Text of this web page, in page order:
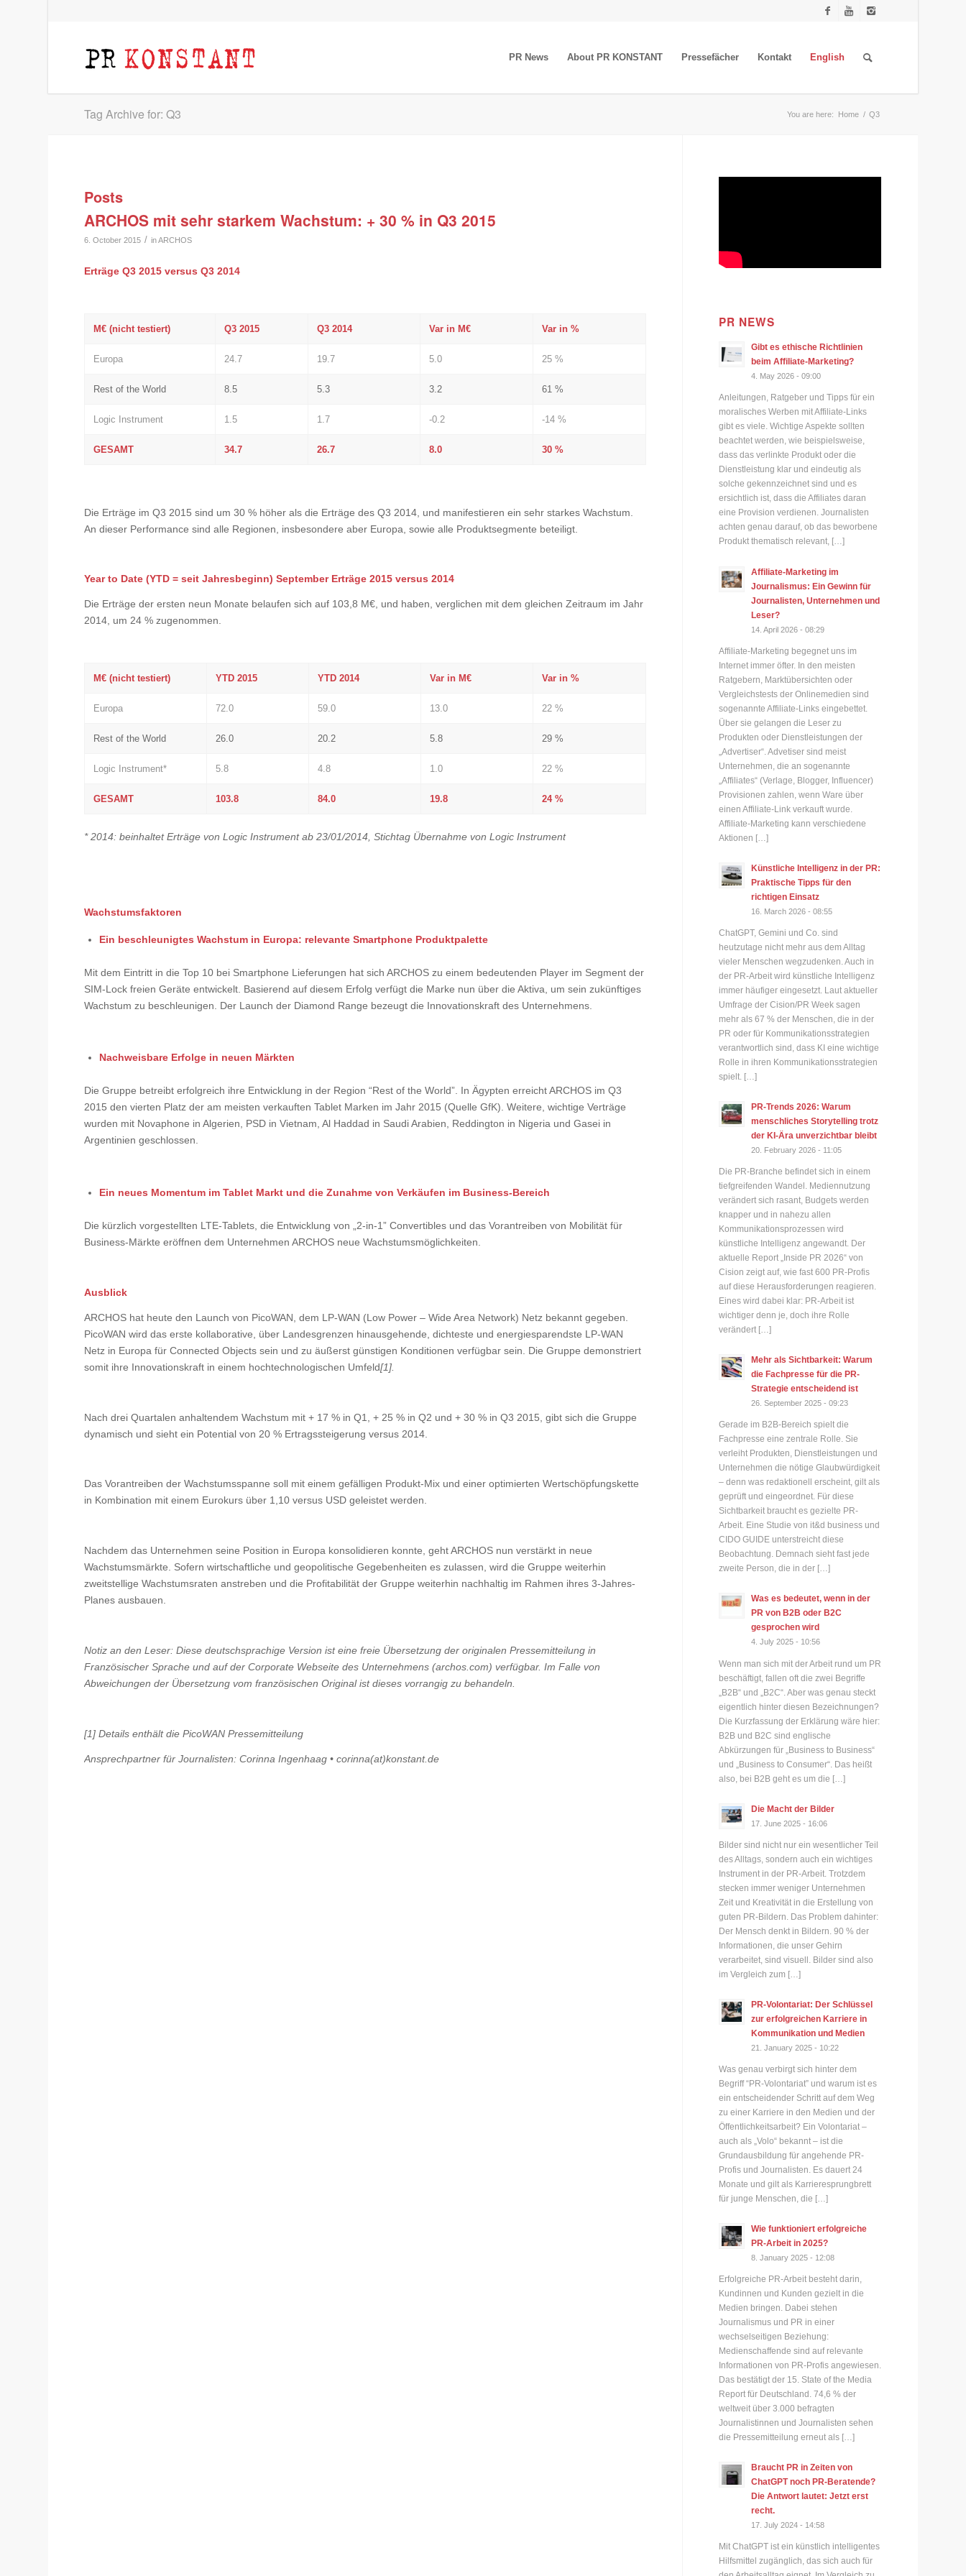
PR News About PR KONSTANT Pressefächer Kontakt English
Tag Archive for: Q3 You are here: Home / Q3
Posts
ARCHOS mit sehr starkem Wachstum: + 30 % in Q3 2015
6. October 2015 / inARCHOS
Erträge Q3 2015 versus Q3 2014
M€ (nicht testiert) Q3 2015 Q3 2014 Var in M€ Var in %
Europa 24.7 19.7 5.0 25 %
Rest of the World 8.5 5.3 3.2 61 %
Logic Instrument 1.5 1.7 -0.2 -14 %
GESAMT 34.7 26.7 8.0 30 %
Die Erträge im Q3 2015 sind um 30 % höher als die Erträge des Q3 2014, und manifestieren ein sehr starkes Wachstum.
An dieser Performance sind alle Regionen, insbesondere aber Europa, sowie alle Produktsegmente beteiligt.
Year to Date (YTD = seit Jahresbeginn) September Erträge 2015 versus 2014
Die Erträge der ersten neun Monate belaufen sich auf 103,8 M€, und haben, verglichen mit dem gleichen Zeitraum im Jahr
2014, um 24 % zugenommen.
M€ (nicht testiert) YTD 2015 YTD 2014 Var in M€ Var in %
Europa 72.0 59.0 13.0 22 %
Rest of the World 26.0 20.2 5.8 29 %
Logic Instrument* 5.8 4.8 1.0 22 %
GESAMT 103.8 84.0 19.8 24 %
* 2014: beinhaltet Erträge von Logic Instrument ab 23/01/2014, Stichtag Übernahme von Logic Instrument
Wachstumsfaktoren
Ein beschleunigtes Wachstum in Europa: relevante Smartphone Produktpalette
Mit dem Eintritt in die Top 10 bei Smartphone Lieferungen hat sich ARCHOS zu einem bedeutenden Player im Segment der
SIM-Lock freien Geräte entwickelt. Basierend auf diesem Erfolg verfügt die Marke nun über die Aktiva, um sein zukünftiges
Wachstum zu beschleunigen. Der Launch der Diamond Range bezeugt die Innovationskraft des Unternehmens.
Nachweisbare Erfolge in neuen Märkten
Die Gruppe betreibt erfolgreich ihre Entwicklung in der Region “Rest of the World”. In Ägypten erreicht ARCHOS im Q3
2015 den vierten Platz der am meisten verkauften Tablet Marken im Jahr 2015 (Quelle GfK). Weitere, wichtige Verträge
wurden mit Novaphone in Algerien, PSD in Vietnam, Al Haddad in Saudi Arabien, Reddington in Nigeria und Gasei in
Argentinien geschlossen.
Ein neues Momentum im Tablet Markt und die Zunahme von Verkäufen im Business-Bereich
Die kürzlich vorgestellten LTE-Tablets, die Entwicklung von „2-in-1” Convertibles und das Vorantreiben von Mobilität für
Business-Märkte eröffnen dem Unternehmen ARCHOS neue Wachstumsmöglichkeiten.
Ausblick
ARCHOS hat heute den Launch von PicoWAN, dem LP-WAN (Low Power – Wide Area Network) Netz bekannt gegeben.
PicoWAN wird das erste kollaborative, über Landesgrenzen hinausgehende, dichteste und energiesparendste LP-WAN
Netz in Europa für Connected Objects sein und zu äußerst günstigen Konditionen verfügbar sein. Die Gruppe demonstriert
somit ihre Innovationskraft in einem hochtechnologischen Umfeld[1].
Nach drei Quartalen anhaltendem Wachstum mit + 17 % in Q1, + 25 % in Q2 und + 30 % in Q3 2015, gibt sich die Gruppe
dynamisch und sieht ein Potential von 20 % Ertragssteigerung versus 2014.
Das Vorantreiben der Wachstumsspanne soll mit einem gefälligen Produkt-Mix und einer optimierten Wertschöpfungskette
in Kombination mit einem Eurokurs über 1,10 versus USD geleistet werden.
Nachdem das Unternehmen seine Position in Europa konsolidieren konnte, geht ARCHOS nun verstärkt in neue
Wachstumsmärkte. Sofern wirtschaftliche und geopolitische Gegebenheiten es zulassen, wird die Gruppe weiterhin
zweitstellige Wachstumsraten anstreben und die Profitabilität der Gruppe weiterhin nachhaltig im Rahmen ihres 3-Jahres-
Planes ausbauen.
Notiz an den Leser: Diese deutschsprachige Version ist eine freie Übersetzung der originalen Pressemitteilung in
Französischer Sprache und auf der Corporate Webseite des Unternehmens (archos.com) verfügbar. Im Falle von
Abweichungen der Übersetzung vom französischen Original ist dieses vorrangig zu behandeln.
[1] Details enthält die PicoWAN Pressemitteilung
Ansprechpartner für Journalisten: Corinna Ingenhaag • corinna(at)konstant.de
PR NEWS
Gibt es ethische Richtlinien
beim Affiliate-Marketing?
4. May 2026 - 09:00
Anleitungen, Ratgeber und Tipps für ein
moralisches Werben mit Affiliate-Links
gibt es viele. Wichtige Aspekte sollten
beachtet werden, wie beispielsweise,
dass das verlinkte Produkt oder die
Dienstleistung klar und eindeutig als
solche gekennzeichnet sind und es
ersichtlich ist, dass die Affiliates daran
eine Provision verdienen. Journalisten
achten genau darauf, ob das beworbene
Produkt thematisch relevant, […]
Affiliate-Marketing im
Journalismus: Ein Gewinn für
Journalisten, Unternehmen und
Leser?
14. April 2026 - 08:29
Affiliate-Marketing begegnet uns im
Internet immer öfter. In den meisten
Ratgebern, Marktübersichten oder
Vergleichstests der Onlinemedien sind
sogenannte Affiliate-Links eingebettet.
Über sie gelangen die Leser zu
Produkten oder Dienstleistungen der
„Advertiser“. Advetiser sind meist
Unternehmen, die an sogenannte
„Affiliates“ (Verlage, Blogger, Influencer)
Provisionen zahlen, wenn Ware über
einen Affiliate-Link verkauft wurde.
Affiliate-Marketing kann verschiedene
Aktionen […]
Künstliche Intelligenz in der PR:
Praktische Tipps für den
richtigen Einsatz
16. March 2026 - 08:55
ChatGPT, Gemini und Co. sind
heutzutage nicht mehr aus dem Alltag
vieler Menschen wegzudenken. Auch in
der PR-Arbeit wird künstliche Intelligenz
immer häufiger eingesetzt. Laut aktueller
Umfrage der Cision/PR Week sagen
mehr als 67 % der Menschen, die in der
PR oder für Kommunikationsstrategien
verantwortlich sind, dass KI eine wichtige
Rolle in ihren Kommunikationsstrategien
spielt. […]
PR-Trends 2026: Warum
menschliches Storytelling trotz
der KI-Ära unverzichtbar bleibt
20. February 2026 - 11:05
Die PR-Branche befindet sich in einem
tiefgreifenden Wandel. Mediennutzung
verändert sich rasant, Budgets werden
knapper und in nahezu allen
Kommunikationsprozessen wird
künstliche Intelligenz angewandt. Der
aktuelle Report „Inside PR 2026“ von
Cision zeigt auf, wie fast 600 PR-Profis
auf diese Herausforderungen reagieren.
Eines wird dabei klar: PR-Arbeit ist
wichtiger denn je, doch ihre Rolle
verändert […]
Mehr als Sichtbarkeit: Warum
die Fachpresse für die PR-
Strategie entscheidend ist
26. September 2025 - 09:23
Gerade im B2B-Bereich spielt die
Fachpresse eine zentrale Rolle. Sie
verleiht Produkten, Dienstleistungen und
Unternehmen die nötige Glaubwürdigkeit
– denn was redaktionell erscheint, gilt als
geprüft und eingeordnet. Für diese
Sichtbarkeit braucht es gezielte PR-
Arbeit. Eine Studie von it&d business und
CIDO GUIDE unterstreicht diese
Beobachtung. Demnach sieht fast jede
zweite Person, die in der […]
Was es bedeutet, wenn in der
PR von B2B oder B2C
gesprochen wird
4. July 2025 - 10:56
Wenn man sich mit der Arbeit rund um PR
beschäftigt, fallen oft die zwei Begriffe
„B2B“ und „B2C“. Aber was genau steckt
eigentlich hinter diesen Bezeichnungen?
Die Kurzfassung der Erklärung wäre hier:
B2B und B2C sind englische
Abkürzungen für „Business to Business“
und „Business to Consumer“. Das heißt
also, bei B2B geht es um die […]
Die Macht der Bilder
17. June 2025 - 16:06
Bilder sind nicht nur ein wesentlicher Teil
des Alltags, sondern auch ein wichtiges
Instrument in der PR-Arbeit. Trotzdem
stecken immer weniger Unternehmen
Zeit und Kreativität in die Erstellung von
guten PR-Bildern. Das Problem dahinter:
Der Mensch denkt in Bildern. 90 % der
Informationen, die unser Gehirn
verarbeitet, sind visuell. Bilder sind also
im Vergleich zum […]
PR-Volontariat: Der Schlüssel
zur erfolgreichen Karriere in
Kommunikation und Medien
21. January 2025 - 10:22
Was genau verbirgt sich hinter dem
Begriff “PR-Volontariat” und warum ist es
ein entscheidender Schritt auf dem Weg
zu einer Karriere in den Medien und der
Öffentlichkeitsarbeit? Ein Volontariat –
auch als „Volo“ bekannt – ist die
Grundausbildung für angehende PR-
Profis und Journalisten. Es dauert 24
Monate und gilt als Karrieresprungbrett
für junge Menschen, die […]
Wie funktioniert erfolgreiche
PR-Arbeit in 2025?
8. January 2025 - 12:08
Erfolgreiche PR-Arbeit besteht darin,
Kundinnen und Kunden gezielt in die
Medien bringen. Dabei stehen
Journalismus und PR in einer
wechselseitigen Beziehung:
Medienschaffende sind auf relevante
Informationen von PR-Profis angewiesen.
Das bestätigt der 15. State of the Media
Report für Deutschland. 74,6 % der
weltweit über 3.000 befragten
Journalistinnen und Journalisten sehen
die Pressemitteilung erneut als […]
Braucht PR in Zeiten von
ChatGPT noch PR-Beratende?
Die Antwort lautet: Jetzt erst
recht.
17. July 2024 - 14:58
Mit ChatGPT ist ein künstlich intelligentes
Hilfsmittel zugänglich, das sich auch für